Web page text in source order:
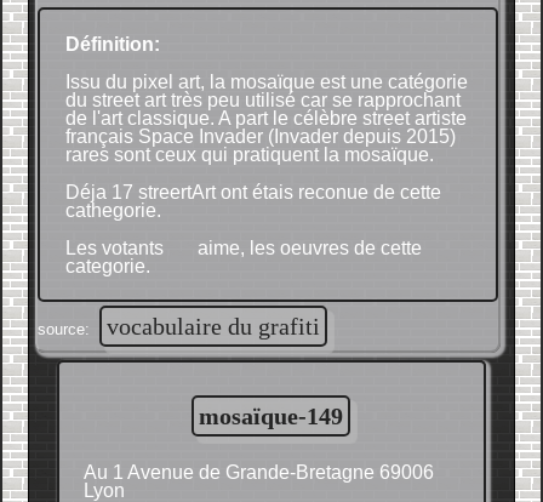
Définition:
Issu du pixel art, la mosaïque est une catégorie
du street art très peu utilisé car se rapprochant
de l'art classique. A part le célèbre street artiste
français Space Invader (Invader depuis 2015)
rares sont ceux qui pratiquent la mosaïque.
Déja 17 streertArt ont étais reconue de cette
cathegorie.
Les votants
aime, les oeuvres de cette
categorie.
source: vocabulaire du grafiti
mosaïque-149
Au 1 Avenue de Grande-Bretagne 69006
Lyon